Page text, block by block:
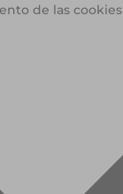
de las cookies